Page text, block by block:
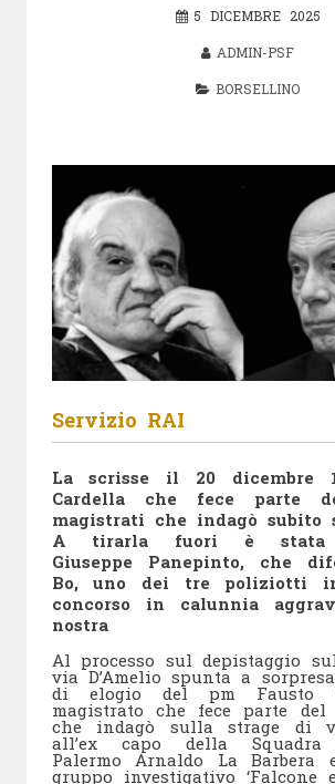
5 DICEMBRE 2025
ADMIN-PSF
BORSELLINO
Servizio RAI
La scrisse il 20 dicembre
Cardella che fece parte
magistrati che indagò subito
A tirarla fuori è stata
Giuseppe Panepinto, che
Bo, uno dei tre poliziotti
concorso in calunnia
nostra
Al processo sul depistaggio
via D’Amelio spunta a
di elogio del pm Fausto
magistrato che fece parte
che indagò sulla strage di
all’ex capo della
Palermo Arnaldo La
gruppo investigativo ‘Falcone